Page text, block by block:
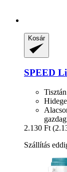
Kosár
SPEED
2.130 Ft
Szállítás